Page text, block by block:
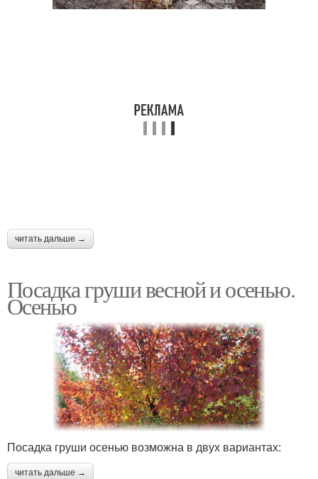
читать дальше →
Посадка груши весной и осенью.
Осенью
Посадка груши осенью возможна в двух вариантах:
читать дальше →